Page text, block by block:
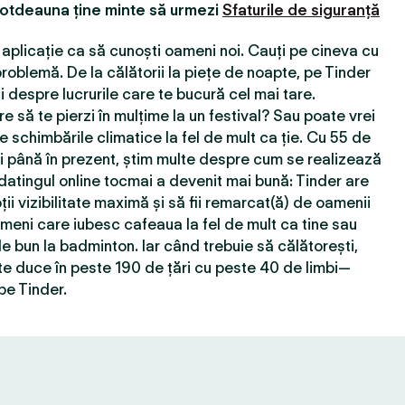
ține minte să urmezi Sfaturile de siguranță
ca să cunoști oameni noi. Cauți pe cineva cu
De la călătorii la piețe de noapte, pe Tinder
despre lucrurile care te bucură cel mai tare.
să te pierzi în mulțime la un festival? Sau poate vrei
schimbările climatice la fel de mult ca ție. Cu 55 de
în prezent, știm multe despre cum se realizează
online tocmai a devenit mai bună: Tinder are
vizibilitate maximă și să fii remarcat(ă) de oamenii
care iubesc cafeaua la fel de mult ca tine sau
bun la badminton. Iar când trebuie să călătorești,
duce în peste 190 de țări cu peste 40 de limbi—
Tinder.